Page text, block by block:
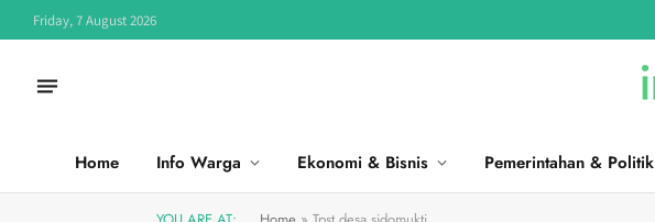
Friday, 7 August 2026
Home Info Warga Ekonomi & Bisnis Pemerintahan & Politik